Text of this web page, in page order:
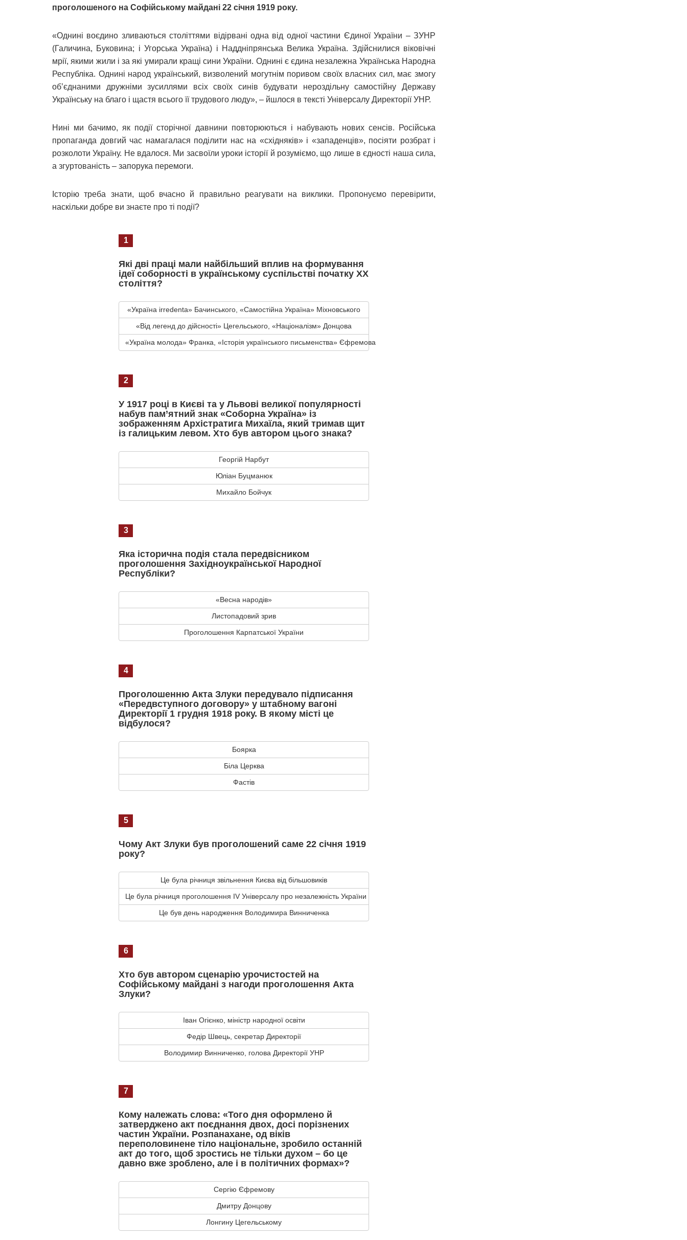
проголошеного на Софійському майдані 22 січня 1919 року.
«Однині воєдино зливаються століттями відірвані одна від одної частини Єдиної України – ЗУНР
(Галичина, Буковина; і Угорська Україна) і Наддніпрянська Велика Україна. Здійснилися віковічні
мрії, якими жили і за які умирали кращі сини України. Однині є єдина незалежна Українська Народна
Республіка. Однині народ український, визволений могутнім поривом своїх власних сил, має змогу
об’єднаними дружніми зусиллями всіх своїх синів будувати нероздільну самостійну Державу
Українську на благо і щастя всього її трудового люду», – йшлося в тексті Універсалу Директорії УНР.
Нині ми бачимо, як події сторічної давнини повторюються і набувають нових сенсів. Російська
пропаганда довгий час намагалася поділити нас на «східняків» і «западенців», посіяти розбрат і
розколоти Україну. Не вдалося. Ми засвоїли уроки історії й розуміємо, що лише в єдності наша сила,
а згуртованість – запорука перемоги.
Історію треба знати, щоб вчасно й правильно реагувати на виклики. Пропонуємо перевірити,
наскільки добре ви знаєте про ті події?
1
Які дві праці мали найбільший вплив на формування
ідеї соборності в українському суспільстві початку ХХ
століття?
«Україна irredenta» Бачинського, «Самостійна Україна» Міхновського
«Від легенд до дійсності» Цегельського, «Націоналізм» Донцова
«Україна молода» Франка, «Історія українського письменства» Єфремова
2
У 1917 році в Києві та у Львові великої популярності
набув пам’ятний знак «Соборна Україна» із
зображенням Архістратига Михаїла, який тримав щит
із галицьким левом. Хто був автором цього знака?
Георгій Нарбут
Юліан Буцманюк
Михайло Бойчук
3
Яка історична подія стала передвісником
проголошення Західноукраїнської Народної
Республіки?
«Весна народів»
Листопадовий зрив
Проголошення Карпатської України
4
Проголошенню Акта Злуки передувало підписання
«Передвступного договору» у штабному вагоні
Директорії 1 грудня 1918 року. В якому місті це
відбулося?
Боярка
Біла Церква
Фастів
5
Чому Акт Злуки був проголошений саме 22 січня 1919
року?
Це була річниця звільнення Києва від більшовиків
Це була річниця проголошення IV Універсалу про незалежність України
Це був день народження Володимира Винниченка
6
Хто був автором сценарію урочистостей на
Софійському майдані з нагоди проголошення Акта
Злуки?
Іван Огієнко, міністр народної освіти
Федір Швець, секретар Директорії
Володимир Винниченко, голова Директорії УНР
7
Кому належать слова: «Того дня оформлено й
затверджено акт поєднання двох, досі порізнених
частин України. Розпанахане, од віків
переполовинене тіло національне, зробило останній
акт до того, щоб зростись не тільки духом – бо це
давно вже зроблено, але і в політичних формах»?
Сергію Єфремову
Дмитру Донцову
Лонгину Цегельському